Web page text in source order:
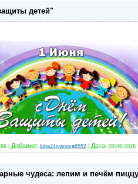
детей"
99 Добавил: luba24ivanova6552 Дата: 03.06.2026
чудеса: лепим и печём